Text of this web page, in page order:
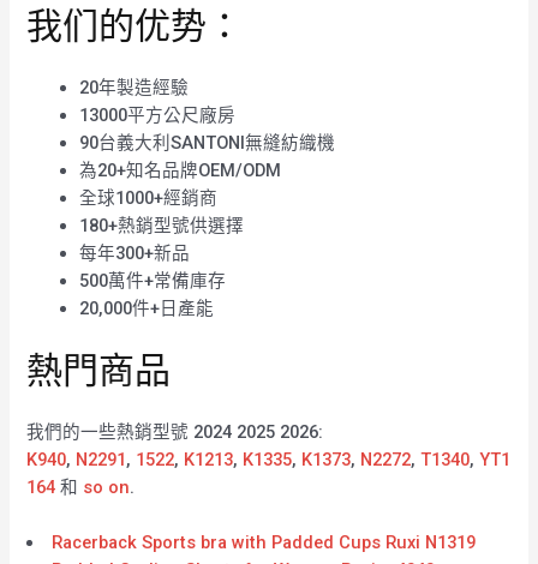
我们的优势：
20年製造經驗
13000平方公尺廠房
90台義大利SANTONI無縫紡織機
為20+知名品牌OEM/ODM
全球1000+經銷商
180+熱銷型號供選擇
每年300+新品
500萬件+常備庫存
20,000件+日產能
熱門商品
我們的一些熱銷型號 2024 2025 2026:
K940, N2291, 1522, K1213, K1335, K1373, N2272,T1340,YT1
164 和 so on.
Racerback Sports bra with Padded Cups Ruxi N1319